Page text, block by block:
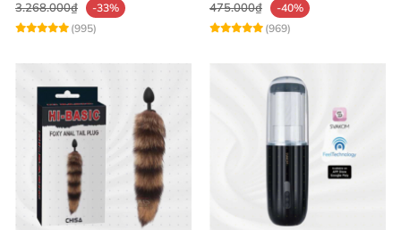
3.268.000₫
-33%
(995)
475.000₫
-40%
(969)